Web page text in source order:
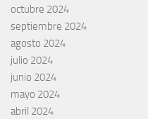
octubre 2024
septiembre 2024
agosto 2024
julio 2024
junio 2024
mayo 2024
abril 2024